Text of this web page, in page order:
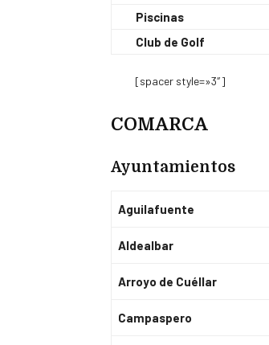
Piscinas
Club de Golf
[spacer style=»3″]
COMARCA
Ayuntamientos
Aguilafuente
Aldealbar
Arroyo de Cuéllar
Campaspero